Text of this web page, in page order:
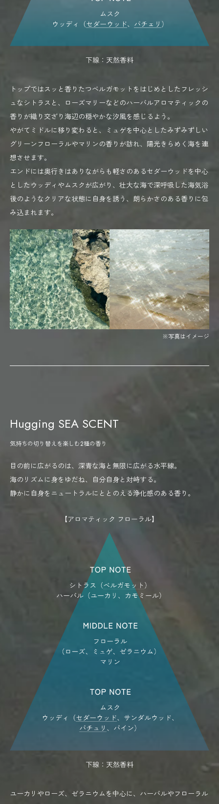
トップではスッと香りたつベルガモットをはじめとしたフレッシ
ュなシトラスと、ローズマリーなどのハーバルアロマティックの
香りが織り交ざり海辺の穏やかな汐風を感じるよう。
やがてミドルに移り変わると、ミュゲを中心としたみずみずしい
グリーンフローラルやマリンの香りが訪れ、陽光きらめく海を連
想させます。
エンドには奥行きはありながらも軽さのあるセダーウッドを中心
としたウッディやムスクが広がり、壮大な海で深呼吸した海気浴
後のようなクリアな状態に自身を誘う、朗らかさのある香りに包
み込まれます。
※写真はイメージ
Hugging SEA SCENT
気持ちの切り替えを楽しむ2種の香り
目の前に広がるのは、深青な海と無限に広がる水平線。
海のリズムに身をゆだね、自分自身と対峙する。
静かに自身をニュートラルにととのえる浄化感のある香り。
ユーカリやローズ、ゼラニウムを中心に、ハーバルやフローラル